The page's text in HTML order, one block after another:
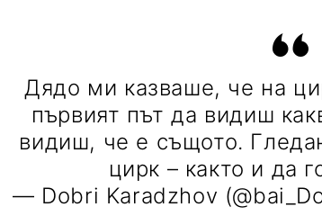
Дядо ми казваше, че на
първият път да видиш
видиш, че е същото.
цирк – както и да
— Dobri Karadzhov